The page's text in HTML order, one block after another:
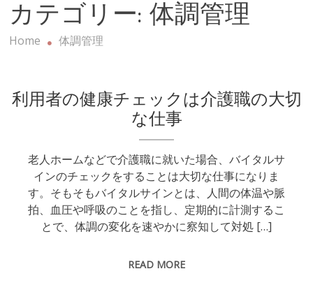
カテゴリー:体調管理
Home 体調管理
利用者の健康チェックは介護職の大切
な仕事
老人ホームなどで介護職に就いた場合、バイタルサ
インのチェックをすることは大切な仕事になりま
す。そもそもバイタルサインとは、人間の体温や脈
拍、血圧や呼吸のことを指し、定期的に計測するこ
とで、体調の変化を速やかに察知して対処 […]
READ MORE